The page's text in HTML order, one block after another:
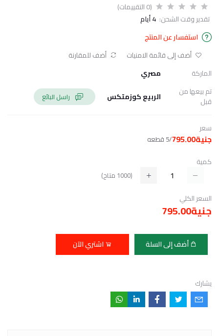
(0 التقييمات)
تقدير وقت الشحن: 4 أيام
استفسار عن المنتج
أضف إلى قائمة الامنيات
أضف للمقارنة
الماركة
مصري
تم بيعها من
قبل
الربيع كوزمتكس
سعر
جنية795.00 /5 قطعه
كمية
(
1000 متاح)
السعر الكلي
جنية795.00
أضف إلى السلة اشتري الآن
يشارك